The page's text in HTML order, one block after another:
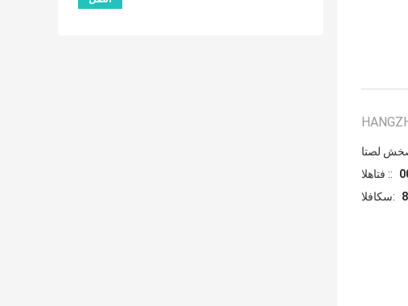
شخص:
الهاتف ::
الفاكس: